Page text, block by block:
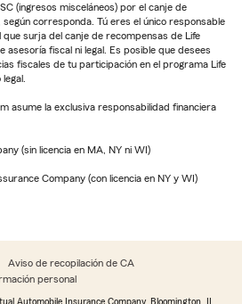
(ingresos misceláneos) por el canje de
corresponda. Tú eres el único responsable
surja del canje de recompensas de Life
asesoría fiscal ni legal. Es posible que desees
fiscales de tu participación en el programa Life
asume la exclusiva responsabilidad financiera
(sin licencia en MA, NY ni WI)
Company (con licencia en NY y WI)
Aviso de recopilación de CA
personal
Automobile Insurance Company, Bloomington, IL